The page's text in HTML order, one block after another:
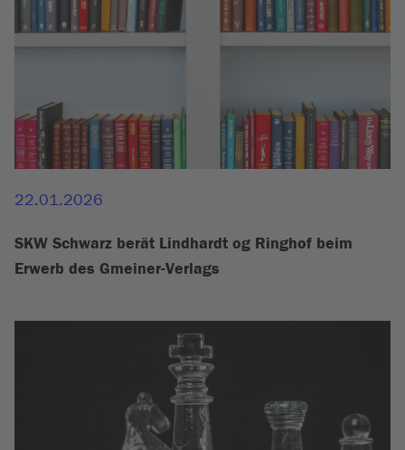
22.01.2026
SKW Schwarz berät Lindhardt og Ringhof beim
Erwerb des Gmeiner-Verlags